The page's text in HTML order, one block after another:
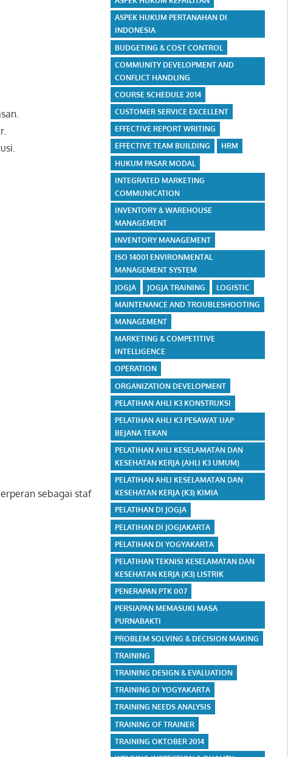
sebagai staf
ASPEK HUKUM PERTANAHAN DI
INDONESIA
BUDGETING & COST CONTROL
COMMUNITY DEVELOPMENT AND
CONFLICT HANDLING
COURSE SCHEDULE 2014
CUSTOMER SERVICE EXCELLENT
EFFECTIVE REPORT WRITING
EFFECTIVE TEAM BUILDING
HRM
HUKUM PASAR MODAL
INTEGRATED MARKETING
COMMUNICATION
INVENTORY & WAREHOUSE
MANAGEMENT
INVENTORY MANAGEMENT
ISO 14001 ENVIRONMENTAL
MANAGEMENT SYSTEM
JOGJA
JOGJA TRAINING
LOGISTIC
MAINTENANCE AND TROUBLESHOOTING
MANAGEMENT
MARKETING & COMPETITIVE
INTELLIGENCE
OPERATION
ORGANIZATION DEVELOPMENT
PELATIHAN AHLI K3 KONSTRUKSI
PELATIHAN AHLI K3 PESAWAT UAP
BEJANA TEKAN
PELATIHAN AHLI KESELAMATAN DAN
KESEHATAN KERJA (AHLI K3 UMUM)
PELATIHAN AHLI KESELAMATAN DAN
KESEHATAN KERJA (K3) KIMIA
PELATIHAN DI JOGJA
PELATIHAN DI JOGJAKARTA
PELATIHAN DI YOGYAKARTA
PELATIHAN TEKNISI KESELAMATAN DAN
KESEHATAN KERJA (K3) LISTRIK
PENERAPAN PTK 007
PERSIAPAN MEMASUKI MASA
PURNABAKTI
PROBLEM SOLVING & DECISION MAKING
TRAINING
TRAINING DESIGN & EVALUATION
TRAINING DI YOGYAKARTA
TRAINING NEEDS ANALYSIS
TRAINING OF TRAINER
TRAINING OKTOBER 2014